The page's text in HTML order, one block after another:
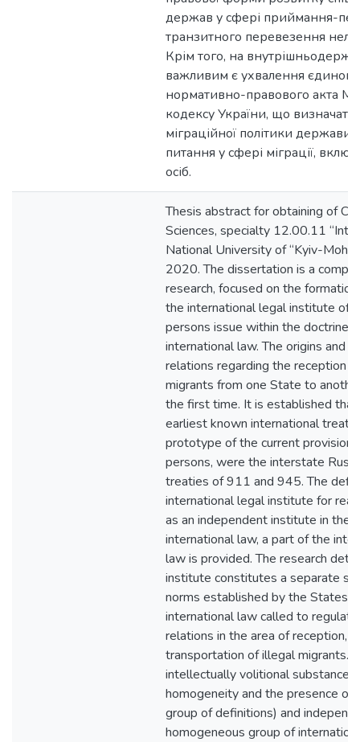
держав у сфері приймання-
транзитного перевезення
Крім того, на
важливим є ухвалення
нормативно-правового акта
кодексу України, що
міграційної політики держави,
питання у сфері міграції,
осіб.
Thesis abstract for obtaining of
Sciences, specialty 12.00.11
National University of “Kyiv-
2020. The dissertation is a
research, focused on the
the international legal institute of
persons issue within the doctrine
international law. The origins and
relations regarding the reception
migrants from one State to
the first time. It is established
earliest known international
prototype of the current
persons, were the interstate
treaties of 911 and 945. The
international legal institute for
as an independent institute in the
international law, a part of the
law is provided. The research
institute constitutes a separate
norms established by the States
international law called to
relations in the area of reception,
transportation of illegal migrants.
intellectually volitional substance
homogeneity and the presence of
group of definitions) and
homogeneous group of